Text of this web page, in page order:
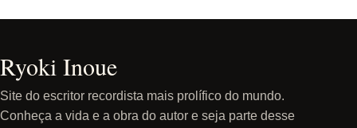
Ryoki Inoue
Site do escritor recordista mais prolífico do mundo.
Conheça a vida e a obra do autor e seja parte desse